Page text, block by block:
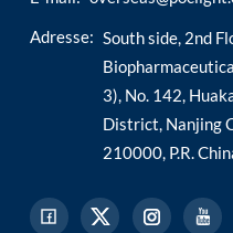
Adresse: South side, 2nd
3), No. 142,
District, Nanjing
210000, P.R.